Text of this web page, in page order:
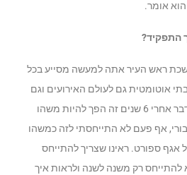
אומר.
התפקיד?
ראש העיר אתה למעשה מסייע בכל
אוטומטית גם לעולם האירועים וגם
לעולם הספורט. בסופו של דבר אחרי 6 שנים זה הפך להיות משהו
אף פעם לא התייחסתי לזה כמשהו
אגף ספורט. ראינו שצריך להתייחס
להתייחס רק משנה לשנה ולראות איך